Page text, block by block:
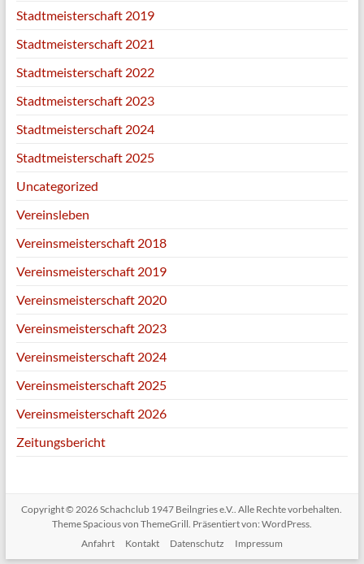
Stadtmeisterschaft 2019
Stadtmeisterschaft 2021
Stadtmeisterschaft 2022
Stadtmeisterschaft 2023
Stadtmeisterschaft 2024
Stadtmeisterschaft 2025
Uncategorized
Vereinsleben
Vereinsmeisterschaft 2018
Vereinsmeisterschaft 2019
Vereinsmeisterschaft 2020
Vereinsmeisterschaft 2023
Vereinsmeisterschaft 2024
Vereinsmeisterschaft 2025
Vereinsmeisterschaft 2026
Zeitungsbericht
Copyright © 2026Schachclub 1947 Beilngries e.V. . Alle Rechte vorbehalten.
ThemeSpaciousvon ThemeGrill. Präsentiert von: WordPress.
Anfahrt
Kontakt Datenschutz Impressum